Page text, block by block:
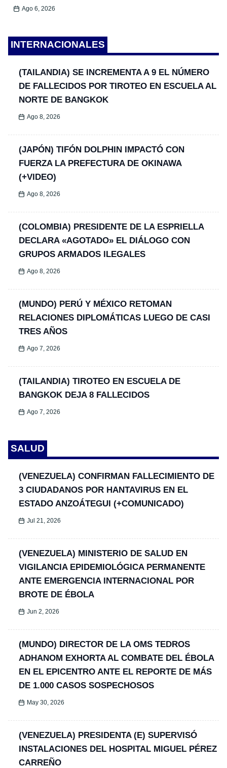
Ago 6, 2026
INTERNACIONALES
(TAILANDIA) SE INCREMENTA A 9 EL NÚMERO
DE FALLECIDOS POR TIROTEO EN ESCUELA AL
NORTE DE BANGKOK
Ago 8, 2026
(JAPÓN) TIFÓN DOLPHIN IMPACTÓ CON
FUERZA LA PREFECTURA DE OKINAWA
(+VIDEO)
Ago 8, 2026
(COLOMBIA) PRESIDENTE DE LA ESPRIELLA
DECLARA «AGOTADO» EL DIÁLOGO CON
GRUPOS ARMADOS ILEGALES
Ago 8, 2026
(MUNDO) PERÚ Y MÉXICO RETOMAN
RELACIONES DIPLOMÁTICAS LUEGO DE CASI
TRES AÑOS
Ago 7, 2026
(TAILANDIA) TIROTEO EN ESCUELA DE
BANGKOK DEJA 8 FALLECIDOS
Ago 7, 2026
SALUD
(VENEZUELA) CONFIRMAN FALLECIMIENTO DE
3 CIUDADANOS POR HANTAVIRUS EN EL
ESTADO ANZOÁTEGUI (+COMUNICADO)
Jul 21, 2026
(VENEZUELA) MINISTERIO DE SALUD EN
VIGILANCIA EPIDEMIOLÓGICA PERMANENTE
ANTE EMERGENCIA INTERNACIONAL POR
BROTE DE ÉBOLA
Jun 2, 2026
(MUNDO) DIRECTOR DE LA OMS TEDROS
ADHANOM EXHORTA AL COMBATE DEL ÉBOLA
EN EL EPICENTRO ANTE EL REPORTE DE MÁS
DE 1.000 CASOS SOSPECHOSOS
May 30, 2026
(VENEZUELA) PRESIDENTA (E) SUPERVISÓ
INSTALACIONES DEL HOSPITAL MIGUEL PÉREZ
CARREÑO